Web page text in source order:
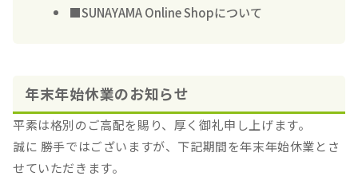
■SUNAYAMA Online Shopについて
年末年始休業のお知らせ
平素は格別のご高配を賜り、厚く御礼申し上げます。
誠に 勝手ではございますが、下記期間を年末年始休業とさ
せていただきます。